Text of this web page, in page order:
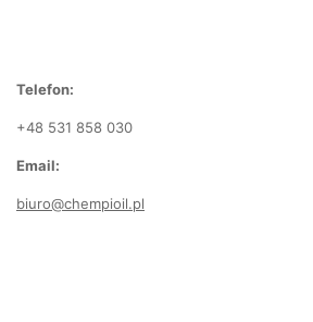
Telefon:
+48 531 858 030
Email:
biuro@chempioil.pl